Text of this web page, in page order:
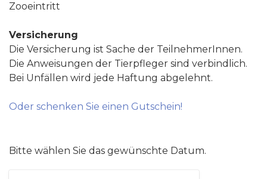
Zooeintritt
Versicherung
Die Versicherung ist Sache der TeilnehmerInnen.
Die Anweisungen der Tierpfleger sind verbindlich.
Bei Unfällen wird jede Haftung abgelehnt.
Oder schenken Sie einen Gutschein!
Bitte wählen Sie das gewünschte Datum.